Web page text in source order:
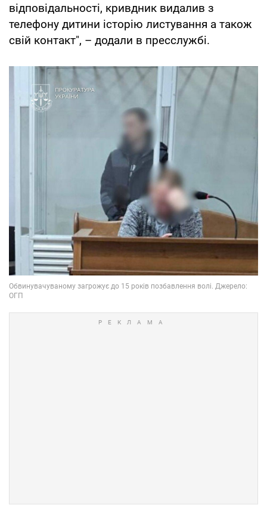
відповідальності, кривдник видалив з
телефону дитини історію листування а також
свій контакт", – додали в пресслужбі.